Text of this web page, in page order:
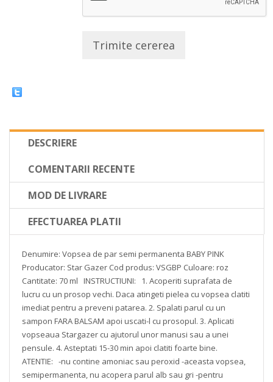
Trimite cererea
DESCRIERE
COMENTARII RECENTE
MOD DE LIVRARE
EFECTUAREA PLATII
Denumire: Vopsea de par semi permanenta BABY PINK
Producator: Star Gazer Cod produs: VSGBP Culoare: roz
Cantitate: 70 ml INSTRUCTIUNI:
1. Acoperiti suprafata de
lucru cu un prosop vechi. Daca atingeti pielea cu vopsea clatiti
imediat pentru a preveni patarea. 2. Spalati parul cu un
sampon FARA BALSAM apoi uscati-l cu prosopul. 3. Aplicati
vopseaua Stargazer cu ajutorul unor manusi sau a unei
pensule. 4. Asteptati 15-30 min apoi clatiti foarte bine.
ATENTIE: -nu contine amoniac sau peroxid -aceasta vopsea,
semipermanenta, nu acopera parul alb sau gri -pentru